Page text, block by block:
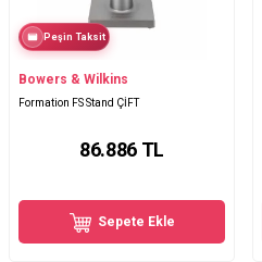
Peşin Taksit
Bowers & Wilkins
Formation FS Stand ÇİFT
86.886TL
Sepete Ekle